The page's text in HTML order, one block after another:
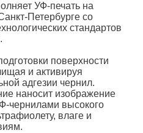
УФ-печать на
Петербурге со
стандартов
поверхности
и активируя
адгезии чернил.
наносит изображение
чернилами высокого
влаге и